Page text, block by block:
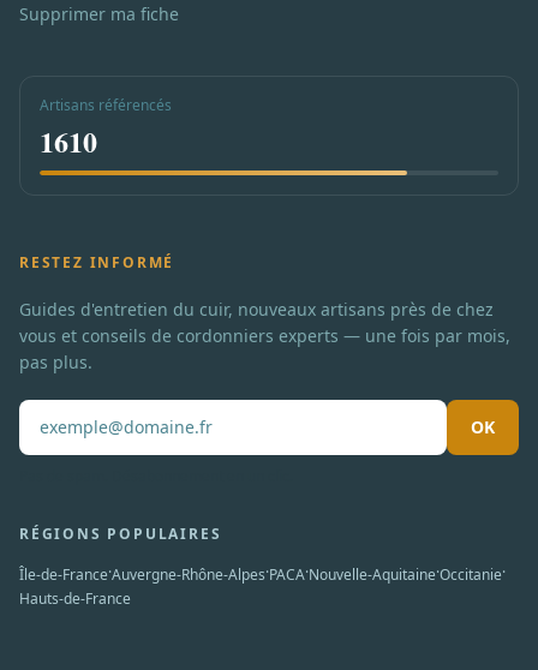
Supprimer ma fiche
Artisans référencés
1610
RESTEZ INFORMÉ
Guides d'entretien du cuir, nouveaux artisans près de chez
vous et conseils de cordonniers experts — une fois par mois,
pas plus.
OK
RÉGIONS POPULAIRES
Île-de-France·Auvergne-Rhône-Alpes·PACA·Nouvelle-Aquitaine·Occitanie·
Hauts-de-France